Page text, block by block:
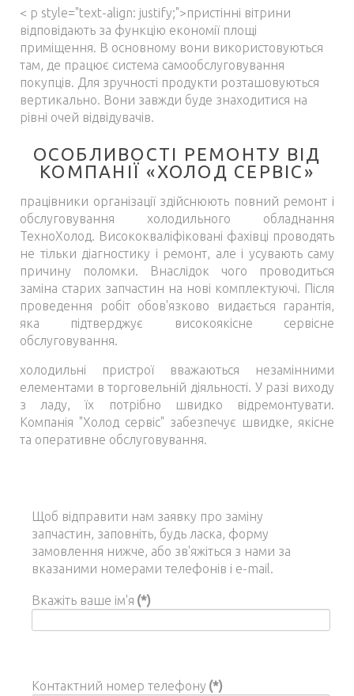
< p style="text-align: justify;">пристінні вітрини
відповідають за функцію економії площі
приміщення. В основному вони використовуються
там, де працює система самообслуговування
покупців. Для зручності продукти розташовуються
вертикально. Вони завжди буде знаходитися на
рівні очей відвідувачів.
ОСОБЛИВОСТІ РЕМОНТУ ВІД
КОМПАНІЇ «ХОЛОД СЕРВІС»
працівники організації здійснюють повний ремонт і
обслуговування холодильного обладнання
ТехноХолод. Висококваліфіковані фахівці проводять
не тільки діагностику і ремонт, але і усувають саму
причину поломки. Внаслідок чого проводиться
заміна старих запчастин на нові комплектуючі. Після
проведення робіт обов'язково видається гарантія,
яка підтверджує високоякісне сервісне
обслуговування.
холодильні пристрої вважаються незамінними
елементами в торговельній діяльності. У разі виходу
з ладу, їх потрібно швидко відремонтувати.
Компанія "Холод сервіс" забезпечує швидке, якісне
та оперативне обслуговування.
Щоб відправити нам заявку про заміну
запчастин, заповніть, будь ласка, форму
замовлення нижче, або зв'яжіться з нами за
вказаними номерами телефонів і e-mail.
Вкажіть ваше ім'я (*)
Контактний номер телефону (*)